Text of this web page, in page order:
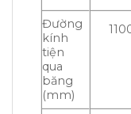
Đường
kính
tiện
qua
băng
(mm)